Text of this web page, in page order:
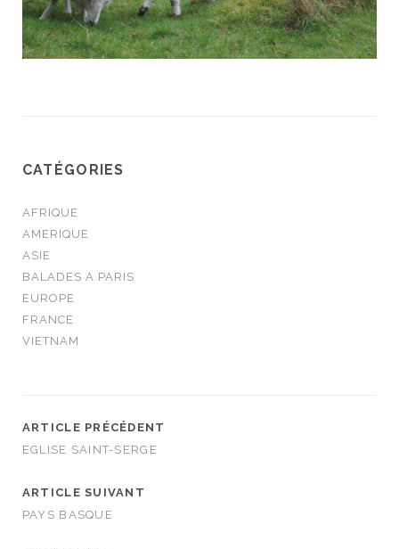
CATÉGORIES
AFRIQUE
AMERIQUE
ASIE
BALADES A PARIS
EUROPE
FRANCE
VIETNAM
ARTICLE PRÉCÉDENT
EGLISE SAINT-SERGE
ARTICLE SUIVANT
PAYS BASQUE